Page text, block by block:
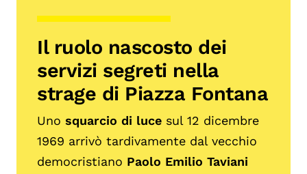
Il ruolo nascosto dei
servizi segreti nella
strage di Piazza Fontana
Uno squarcio di luce sul 12 dicembre
1969 arrivò tardivamente dal vecchio
democristiano Paolo Emilio Taviani